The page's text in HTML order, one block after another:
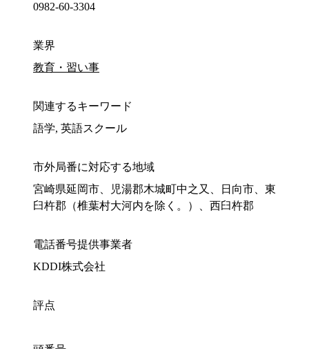
0982-60-3304
業界
教育・習い事
関連するキーワード
語学, 英語スクール
市外局番に対応する地域
宮崎県延岡市、児湯郡木城町中之又、日向市、東
臼杵郡（椎葉村大河内を除く。）、西臼杵郡
電話番号提供事業者
KDDI株式会社
評点